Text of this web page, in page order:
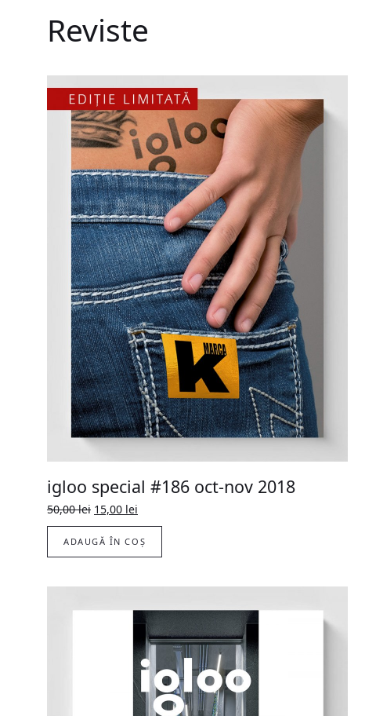
Reviste
igloo special #186 oct-nov 2018
50,00lei Original
price
was:
50,00 lei.
15,00 lei
price
is:
15,00 lei.
ADAUGĂ ÎN COȘ